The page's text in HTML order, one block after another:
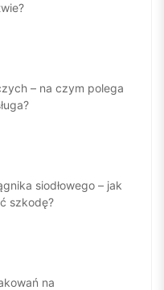
– na czym polega
siodłowego – jak
szkodę?
na